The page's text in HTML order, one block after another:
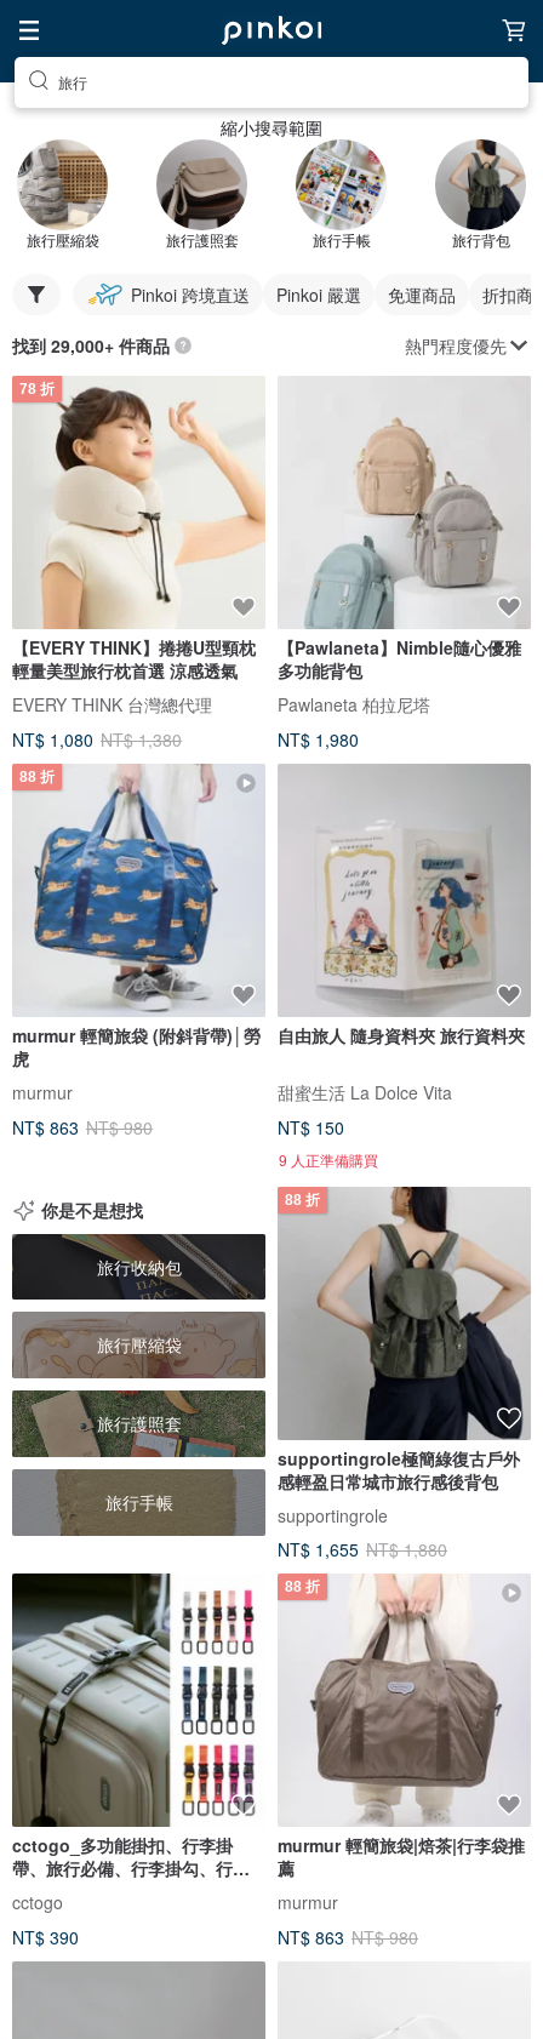
旅行
縮小搜尋範圍
旅行壓縮袋 旅行護照套 旅行手帳 旅行背包
Pinkoi 跨境直送 Pinkoi 嚴選 免運商品 折扣商
找到 29,000+ 件商品 熱門程度優先
78 折
【EVERY THINK】捲捲U型頸枕
輕量美型旅行枕首選 涼感透氣
EVERY THINK 台灣總代理
NT$ 1,080 NT$ 1,380
【Pawlaneta】Nimble隨心優雅
多功能背包
Pawlaneta 柏拉尼塔
NT$ 1,980
88 折
murmur 輕簡旅袋 (附斜背帶)│勞
虎
murmur
NT$ 863 NT$ 980
自由旅人 隨身資料夾 旅行資料夾
甜蜜生活 La Dolce Vita
NT$ 150
9 人正準備購買
你是不是想找
旅行收納包
旅行壓縮袋
旅行護照套
旅行手帳
88 折
supportingrole極簡綠復古戶外
感輕盈日常城市旅行感後背包
supportingrole
NT$ 1,655 NT$ 1,880
cctogo_多功能掛扣、行李掛
帶、旅行必備、行李掛勾、行李
固定
cctogo
NT$ 390
88 折
murmur 輕簡旅袋|焙茶|行李袋推
薦
murmur
NT$ 863 NT$ 980